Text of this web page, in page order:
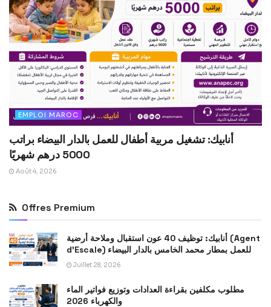
EMPLOI MAROC
أنابيك: تشغيل مربية أطفال للعمل بالدار البيضاء براتب
5000 درهم شهريًا
Août 4, 2026
Offres Premium
أنابيك: توظيف 40 عون استقبال وملاحة أرضية (Agent
d’Escale) للعمل بمطار محمد الخامس بالدار البيضاء
Juillet 28, 2026
مطلوب مكلفين بقراءة العدادات وتوزيع فواتير الماء
والكهرباء 2026